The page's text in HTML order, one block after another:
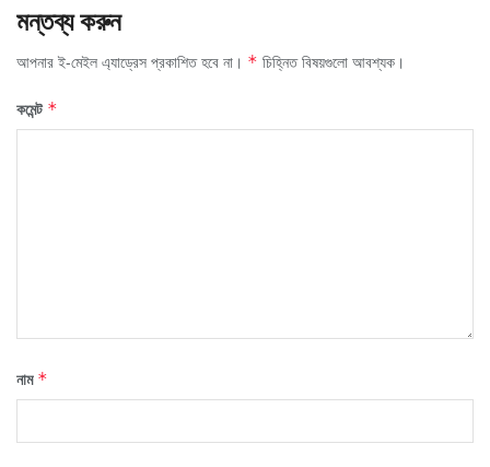
মন্তব্য করুন
আপনার ই-মেইল এ্যাড্রেস প্রকাশিত হবে না। * চিহ্নিত বিষয়গুলো আবশ্যক।
কমেন্ট *
নাম *